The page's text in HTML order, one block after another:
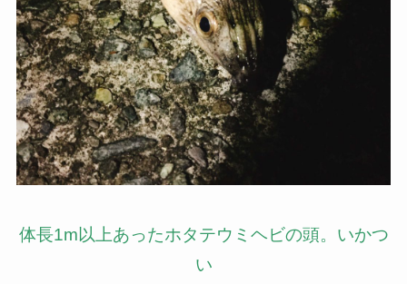
体長1m以上あったホタテウミヘビの頭。いかつ
い